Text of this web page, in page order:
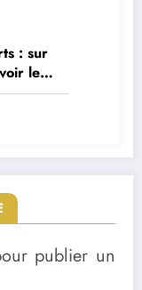
: sur
le
publier un